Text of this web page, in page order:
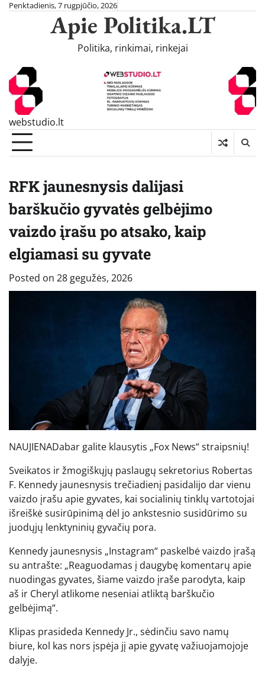
SkipPenktadienis, 7 rugpjūčio, 2026
Apie Politika.LT
Politika, rinkimai, rinkejai
webstudio.lt
RFK jaunesnysis dalijasi
barškučio gyvatės gelbėjimo
vaizdo įrašu po atsako, kaip
elgiamasi su gyvate
Posted on 28 gegužės, 2026
NAUJIENADabar galite klausytis „Fox News“ straipsnių!
Sveikatos ir žmogiškųjų paslaugų sekretorius Robertas
F. Kennedy jaunesnysis trečiadienį pasidalijo dar vienu
vaizdo įrašu apie gyvates, kai socialinių tinklų vartotojai
išreiškė susirūpinimą dėl jo ankstesnio susidūrimo su
juodųjų lenktyninių gyvačių pora.
Kennedy jaunesnysis „Instagram“ paskelbė vaizdo įrašą
su antrašte: „Reaguodamas į daugybę komentarų apie
nuodingas gyvates, šiame vaizdo įraše parodyta, kaip
aš ir Cheryl atlikome neseniai atliktą barškučio
gelbėjimą“.
Klipas prasideda Kennedy Jr., sėdinčiu savo namų
biure, kol kas nors įspėja jį apie gyvatę važiuojamojoje
dalyje.